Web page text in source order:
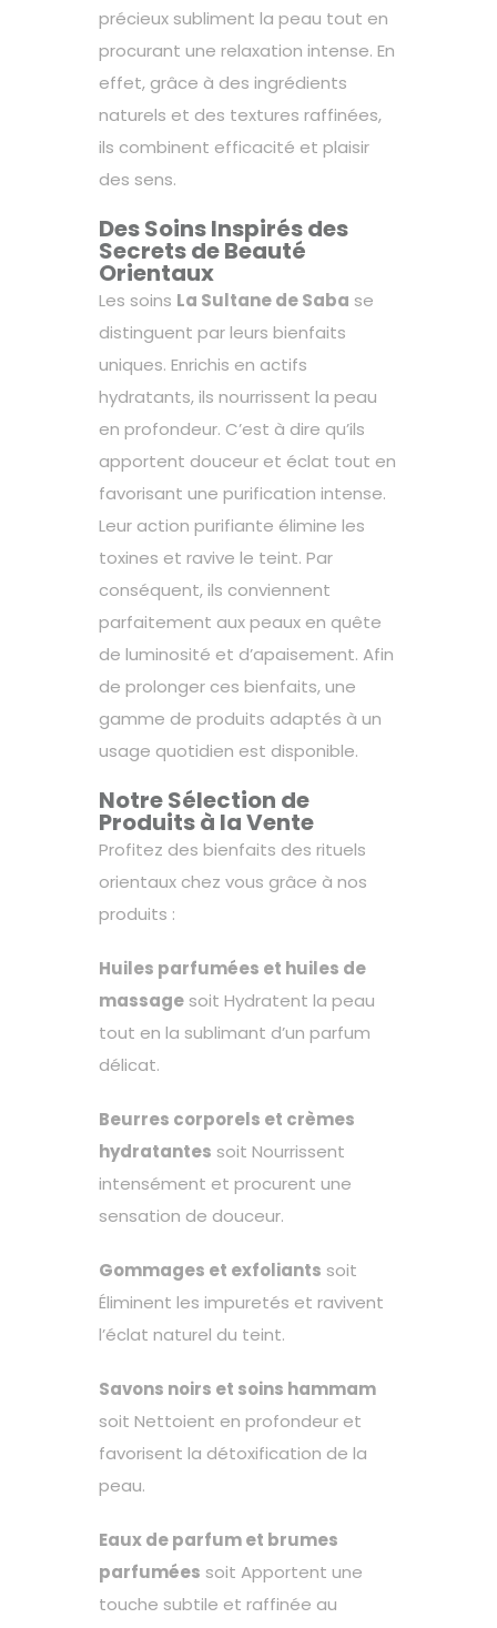
précieux subliment la peau tout en
procurant une relaxation intense. En
effet, grâce à des ingrédients
naturels et des textures raffinées,
ils combinent efficacité et plaisir
des sens.
Des Soins Inspirés des
Secrets de Beauté
Orientaux
Les soins La Sultane de Saba se
distinguent par leurs bienfaits
uniques. Enrichis en actifs
hydratants, ils nourrissent la peau
en profondeur. C’est à dire qu’ils
apportent douceur et éclat tout en
favorisant une purification intense.
Leur action purifiante élimine les
toxines et ravive le teint. Par
conséquent, ils conviennent
parfaitement aux peaux en quête
de luminosité et d’apaisement. Afin
de prolonger ces bienfaits, une
gamme de produits adaptés à un
usage quotidien est disponible.
Notre Sélection de
Produits à la Vente
Profitez des bienfaits des rituels
orientaux chez vous grâce à nos
produits :
Huiles parfumées et huiles de
massage soit Hydratent la peau
tout en la sublimant d’un parfum
délicat.
Beurres corporels et crèmes
hydratantes soit Nourrissent
intensément et procurent une
sensation de douceur.
Gommages et exfoliants soit
Éliminent les impuretés et ravivent
l’éclat naturel du teint.
Savons noirs et soins hammam
soit Nettoient en profondeur et
favorisent la détoxification de la
peau.
Eaux de parfum et brumes
parfumées soit Apportent une
touche subtile et raffinée au